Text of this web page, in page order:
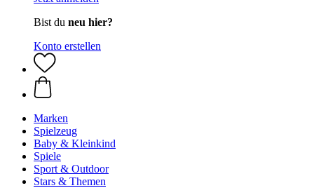
Bist du neu hier?
Konto erstellen
Marken
Spielzeug
Baby & Kleinkind
Spiele
Sport & Outdoor
Stars & Themen